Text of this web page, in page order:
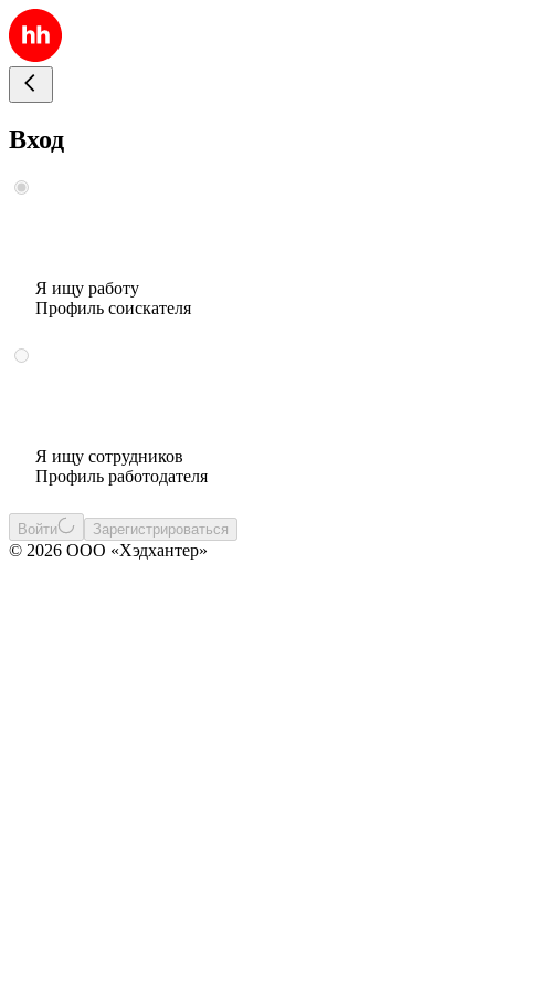
Вход
Я ищу работу
Профиль соискателя
Я ищу сотрудников
Профиль работодателя
Войти Зарегистрироваться
© 2026 ООО «Хэдхантер»